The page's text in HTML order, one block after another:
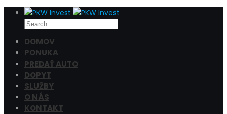
DOMOV
PONUKA
PREDAŤ AUTO
DOPYT
SLUŽBY
O NÁS
KONTAKT
Cena
Filtrovať